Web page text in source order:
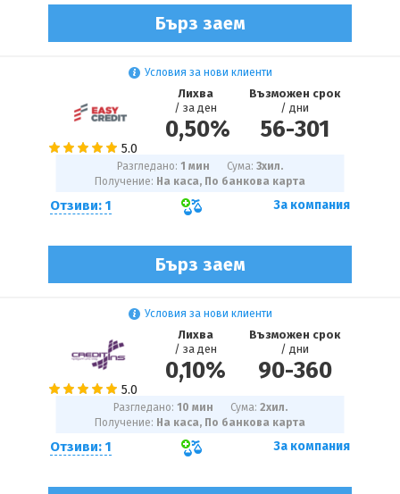
Бърз заем
Условия за нови клиенти
Отзиви: 1
Лихва
/ за ден
0,50%
Възможен срок
/ дни
56-301
Бърз заем
Разгледано: 1 мин Сума: 3хил.
Получение: На каса, По банкова карта
За компания
Условия за нови клиенти
Отзиви: 1
Лихва
/ за ден
0,10%
Възможен срок
/ дни
90-360
Разгледано: 10 мин Сума: 2хил.
Получение: На каса, По банкова карта
За компания